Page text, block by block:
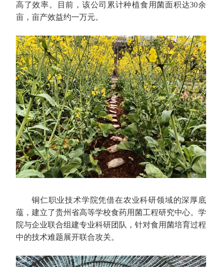
高了效率。目前，该公司累计种植食用菌面积达30余
亩，亩产效益约一万元。
铜仁职业技术学院凭借在农业科研领域的深厚底
蕴，建立了贵州省高等学校食药用菌工程研究中心。学
院与企业联合组建专业科研团队，针对食用菌培育过程
中的技术难题展开联合攻关。